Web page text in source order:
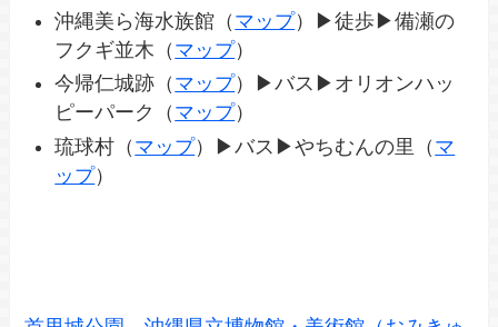
沖縄美ら海水族館（ マップ）▶徒歩▶備瀬の
フクギ並木（ マップ）
今帰仁城跡（ マップ）▶バス▶オリオンハッ
ピーパーク（ マップ）
琉球村（ マップ）▶バス▶やちむんの里（ マ
ップ）